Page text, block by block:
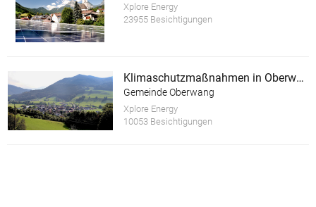
Xplore Energy
23955 Besichtigungen
Klimaschutzmaßnahmen in Oberwang
Gemeinde Oberwang
Xplore Energy
10053 Besichtigungen